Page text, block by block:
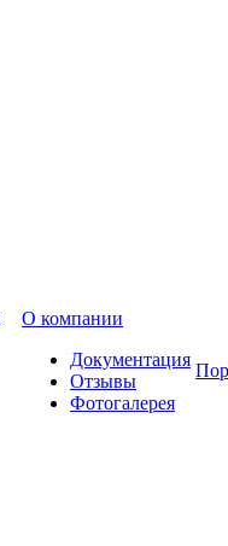
О компании
Документация
Отзывы
Фотогалерея